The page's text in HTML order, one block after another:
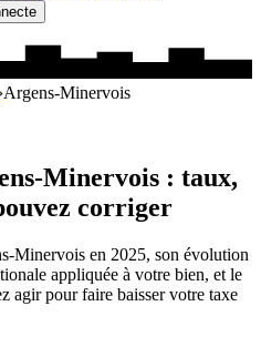
›Argens-Minervois
Minervois : taux,
corriger
Minervois en 2025, son évolution
appliquée à votre bien, et le
agir pour faire baisser votre taxe